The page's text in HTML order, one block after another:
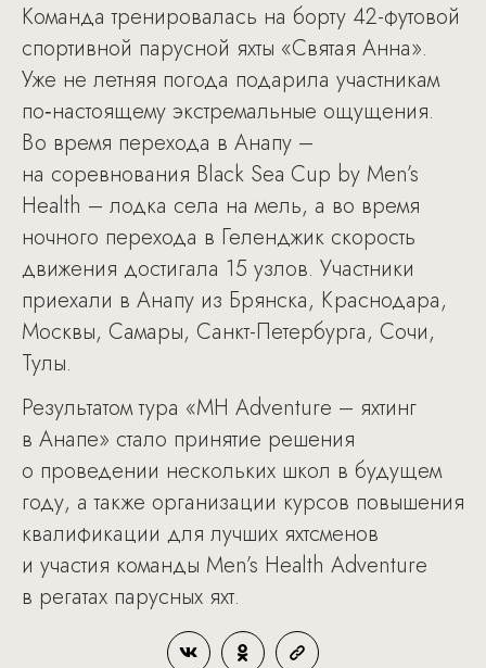
Команда тренировалась на борту 42-футовой
спортивной парусной яхты «Святая Анна».
Уже не летняя погода подарила участникам
по‑настоящему экстремальные ощущения.
Во время перехода в Анапу –
на соревнования Black Sea Cup by Men’s
Health – лодка села на мель, а во время
ночного перехода в Геленджик скорость
движения достигала 15 узлов. Участники
приехали в Анапу из Брянска, Краснодара,
Москвы, Самары, Санкт-Петербурга, Сочи,
Тулы.
Результатом тура «MH Adventure – яхтинг
в Анапе» стало принятие решения
о проведении нескольких школ в будущем
году, а также организации курсов повышения
квалификации для лучших яхтсменов
и участия команды Men’s Health Adventure
в регатах парусных яхт.